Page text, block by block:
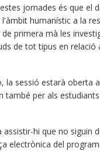
jornades és que el
l'àmbit humanístic a la
primera mà les
de tot tipus en
la sessió estarà oberta
també per als
assistir-hi que no
electrònica del